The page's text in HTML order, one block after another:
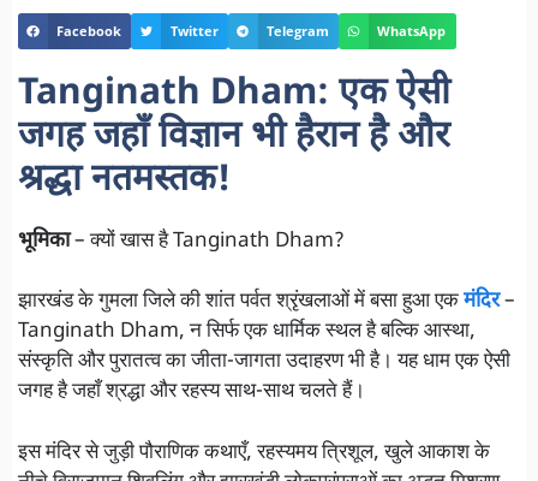
Facebook Twitter Telegram WhatsApp
Tanginath Dham: एक ऐसी
जगह जहाँ विज्ञान भी हैरान है और
श्रद्धा नतमस्तक!
भूमिका– क्यों खास है Tanginath Dham?
झारखंड के गुमला जिले की शांत पर्वत श्रृंखलाओं में बसा हुआ एकमंदिर–
Tanginath Dham, न सिर्फ एक धार्मिक स्थल है बल्कि आस्था,
संस्कृति और पुरातत्व का जीता-जागता उदाहरण भी है। यह धाम एक ऐसी
जगह है जहाँ श्रद्धा और रहस्य साथ-साथ चलते हैं।
इस मंदिर से जुड़ी पौराणिक कथाएँ, रहस्यमय त्रिशूल, खुले आकाश के